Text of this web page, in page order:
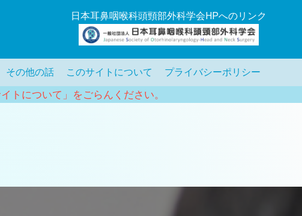
日本耳鼻咽喉科頭頸部外科学会HPへのリンク
その他の話 このサイトについて プライバシーポリシー
トについて」をごらんください。